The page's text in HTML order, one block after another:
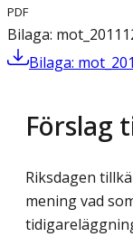
PDF
Bilaga:
Bilaga:
Förslag
Riksdagen
mening vad